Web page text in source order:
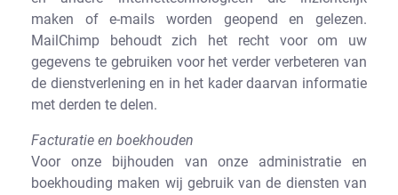
maken of e-mails worden geopend en gelezen.
MailChimp behoudt zich het recht voor om uw
gegevens te gebruiken voor het verder verbeteren van
de dienstverlening en in het kader daarvan informatie
met derden te delen.
Facturatie en boekhouden
Voor onze bijhouden van onze administratie en
boekhouding maken wij gebruik van de diensten van